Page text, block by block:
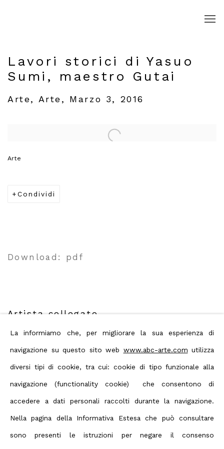
Lavori storici di Yasuo
Sumi, maestro Gutai
Arte, Arte, Marzo 3, 2016
Open a larger version of the following image in a popup:
Arte
Condividi
Download: pdf
Artista collegato
Yasuo Sumi
La informiamo che, per migliorare la sua esperienza di
navigazione su questo sito web www.abc-arte.com utilizza
diversi tipi di cookie, tra cui: cookie di tipo funzionale alla
navigazione (functionality cookie) che consentono di
accedere a dati personali raccolti durante la navigazione.
Nella pagina della Informativa Estesa che può consultare
sono presenti le istruzioni per negare il consenso